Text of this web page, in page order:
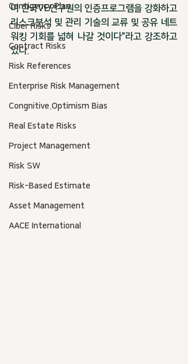
Contigency Plan
Ciber Risks
Contract Risks
Risk References
Enterprise Risk Management
Congnitive.Optimism Bias
Real Estate Risks
Project Management
Risk SW
Risk-Based Estimate
Asset Management
AACE International
며 한국VE연구원의 인증프로그램을 강화하고
리스크분석 및 관리 기술의 교류 및 공유 네트
워킹 기회를 넓혀 나갈 것이다"라고 강조하고
있다.